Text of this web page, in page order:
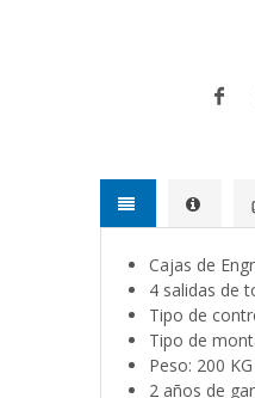
Cajas de
4 salidas de
Tipo de
Tipo de
Peso: 200
2 años de